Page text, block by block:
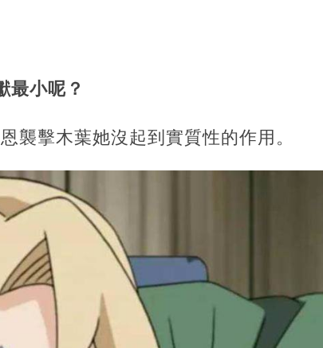
最小呢？
襲擊木葉她沒起到實質性的作用。